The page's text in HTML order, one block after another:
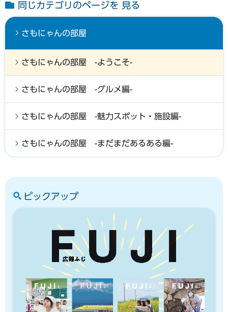
同じカテゴリのページを 見る
さもにゃんの部屋
さもにゃんの部屋 -ようこそ-
さもにゃんの部屋 -グルメ編-
さもにゃんの部屋 -魅力スポット・施設編-
さもにゃんの部屋 -まだまだあるある編-
ピックアップ